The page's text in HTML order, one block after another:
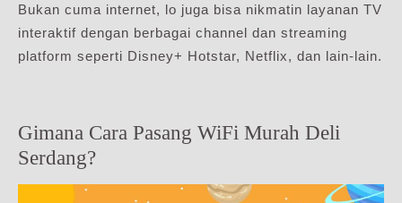
Bukan cuma internet, lo juga bisa nikmatin layanan TV
interaktif dengan berbagai channel dan streaming
platform seperti Disney+ Hotstar, Netflix, dan lain-lain.
Gimana Cara Pasang WiFi Murah Deli
Serdang?